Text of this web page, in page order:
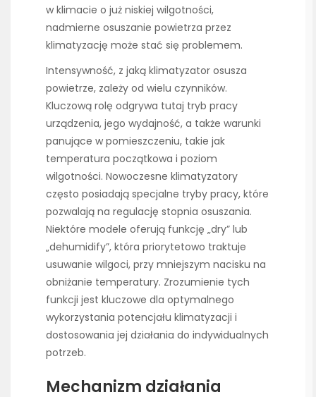
w klimacie o już niskiej wilgotności,
nadmierne osuszanie powietrza przez
klimatyzację może stać się problemem.
Intensywność, z jaką klimatyzator osusza
powietrze, zależy od wielu czynników.
Kluczową rolę odgrywa tutaj tryb pracy
urządzenia, jego wydajność, a także warunki
panujące w pomieszczeniu, takie jak
temperatura początkowa i poziom
wilgotności. Nowoczesne klimatyzatory
często posiadają specjalne tryby pracy, które
pozwalają na regulację stopnia osuszania.
Niektóre modele oferują funkcję „dry” lub
„dehumidify”, która priorytetowo traktuje
usuwanie wilgoci, przy mniejszym nacisku na
obniżanie temperatury. Zrozumienie tych
funkcji jest kluczowe dla optymalnego
wykorzystania potencjału klimatyzacji i
dostosowania jej działania do indywidualnych
potrzeb.
Mechanizm działania